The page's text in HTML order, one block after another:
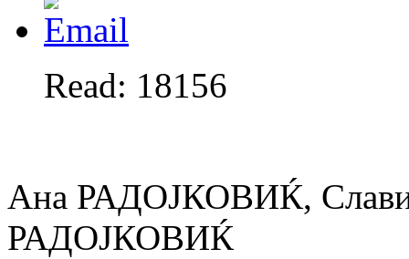
Read: 18156
Ана РАДОЈКОВИЌ,
РАДОЈКОВИЌ